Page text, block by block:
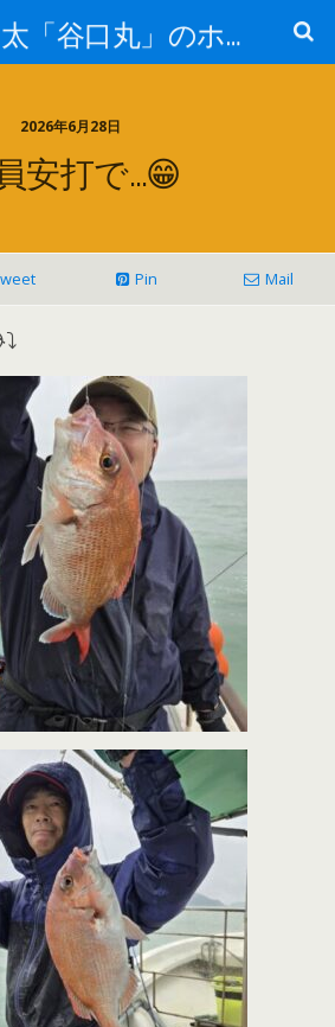
和歌山加太「谷口丸」のホームページ
2026年6月28日
安打で…😁
Pin Mail